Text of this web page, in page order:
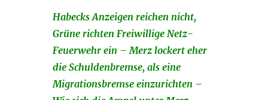
Habecks Anzeigen reichen nicht,
Grüne richten Freiwillige Netz-
Feuerwehr ein – Merz lockert eher
die Schuldenbremse, als eine
Migrationsbremse einzurichten –